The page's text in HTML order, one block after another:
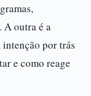
A outra é a
por trás
e como reage